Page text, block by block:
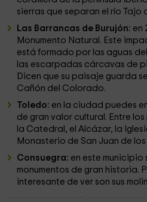
sierras que separan el río Tajo
Las Barrancas de Burujón: en
Monumento Natural. Este
está formado por las aguas
las escarpadas cárcavas de
Dicen que su paisaje guarda
Cañón del Colorado.
Toledo: en la ciudad puedes
de gran valor cultural. Entre
la Catedral, el Alcázar, la
Monasterio de San Juan de los
Consuegra: en este
monumentos de gran historia.
interesante de ver son sus